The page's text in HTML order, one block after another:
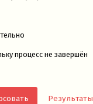
процесс не завершён
Результаты